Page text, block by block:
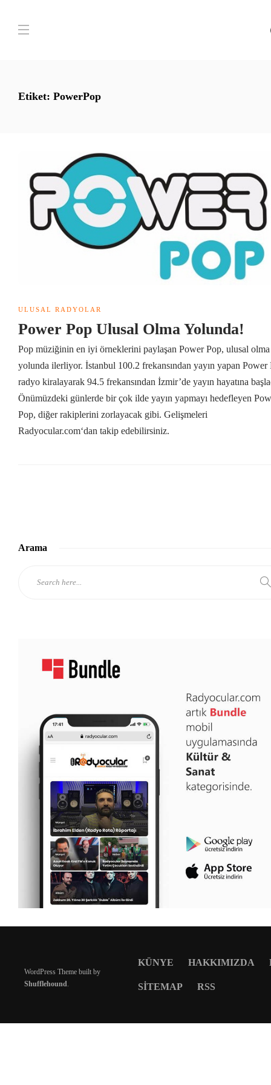
Etiket: PowerPop
ULUSAL RADYOLAR
Power Pop Ulusal Olma Yolunda!
Pop müziğinin en iyi örneklerini paylaşan Power Pop, ulusal olma
yolunda ilerliyor. İstanbul 100.2 frekansından yayın yapan Power
radyo kiralayarak 94.5 frekansından İzmir’de yayın hayatına
Önümüzdeki günlerde bir çok ilde yayın yapmayı hedefleyen
Pop, diğer rakiplerini zorlayacak gibi. Gelişmeleri
Radyocular.com‘dan takip edebilirsiniz.
Arama
WordPress Theme built by
Shufflehound
KÜNYE HAKKIMIZDA
SITEMAP RSS